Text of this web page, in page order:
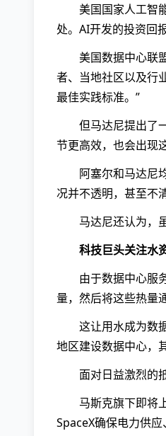
美国国家人工智
处。AI开发的投资回
美国数据中心联
者、当地社区以及行
最佳实践标准。”
但马达尼提出了
节更高效，也会出现
阿塞尔和马达尼
况并不透明，甚至不
马达尼还认为，
科技巨头关注水
由于数据中心服
量，然后将这些热量
这让用水成为数
地区建设数据中心，
面对日益激烈的
马斯克旗下即将
SpaceX确保电力供